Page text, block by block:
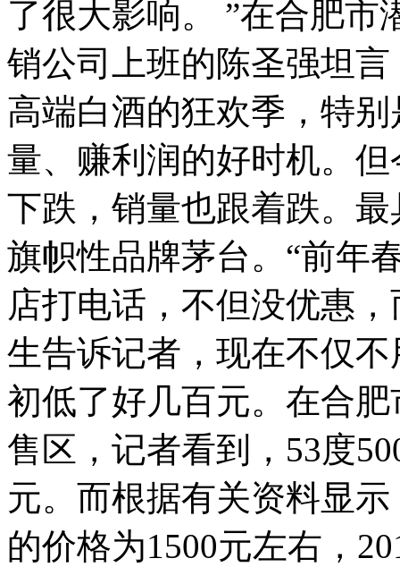
了很大影响。 ”在合肥市
销公司上班的陈圣强坦
高端白酒的狂欢季，特
量、赚利润的好时机。
下跌，销量也跟着跌。
旗帜性品牌茅台。“前年
店打电话，不但没优惠
生告诉记者，现在不仅
初低了好几百元。在合
售区，记者看到，53度
元。而根据有关资料显
的价格为1500元左右，